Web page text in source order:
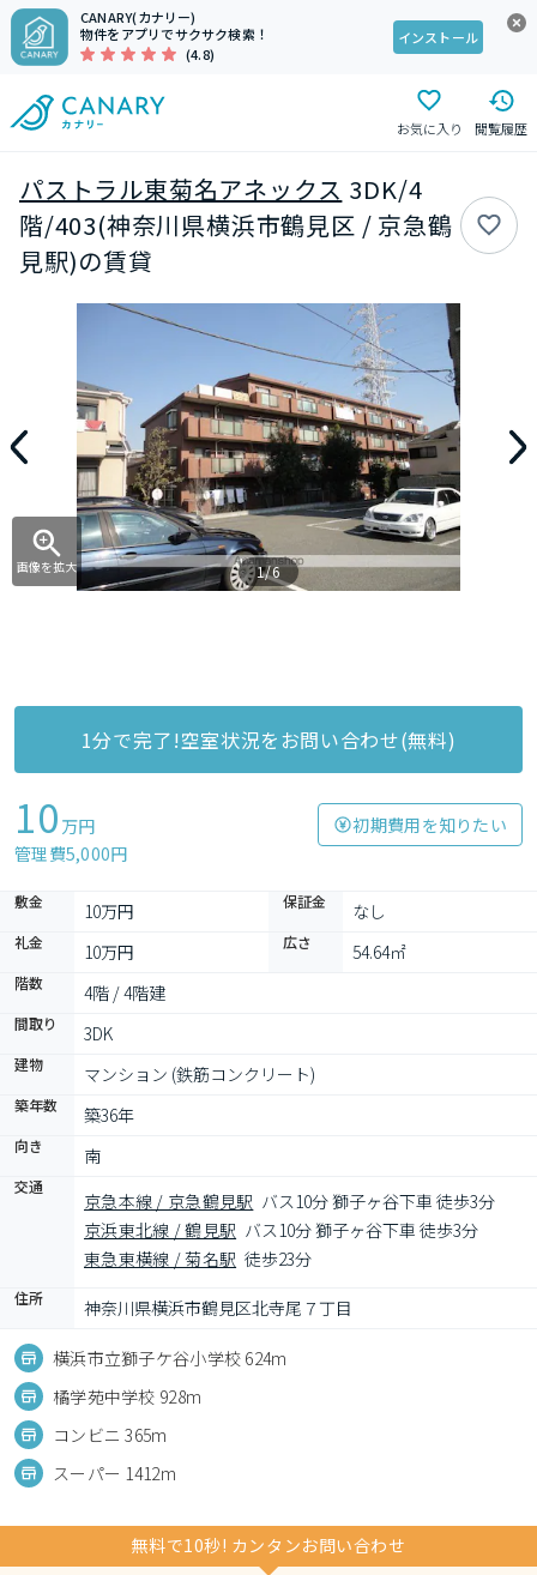
CANARY(カナリー)
物件をアプリでサクサク検索！
(4.8)
インストール
お気に入り 閲覧履歴
パストラル東菊名アネックス 3DK/4
階/403(神奈川県横浜市鶴見区 / 京急鶴
見駅)の賃貸
画像を拡大 1/6
1分で完了!空室状況をお問い合わせ(無料)
10 万円
管理費5,000円
初期費用を知りたい
敷金 10万円 保証金 なし
礼金 10万円 広さ 54.64㎡
階数 4階 / 4階建
間取り 3DK
建物 マンション (鉄筋コンクリート)
築年数 築36年
向き 南
交通
京急本線 / 京急鶴見駅 バス10分 獅子ヶ谷下車 徒歩3分
京浜東北線 / 鶴見駅 バス10分 獅子ヶ谷下車 徒歩3分
東急東横線 / 菊名駅 徒歩23分
住所 神奈川県横浜市鶴見区北寺尾７丁目
横浜市立獅子ケ谷小学校 624m
橘学苑中学校 928m
コンビニ 365m
スーパー 1412m
無料で10秒! カンタンお問い合わせ